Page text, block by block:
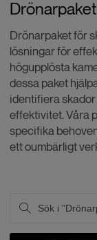
Drönarpaket för
lösningar för
högupplösta
dessa paket
identifiera
effektivitet. Våra
specifika
ett oumbärligt